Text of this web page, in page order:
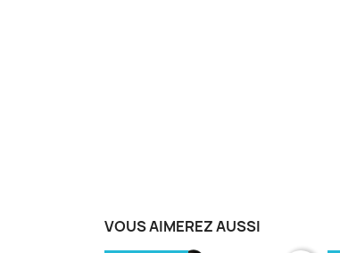
VOUS AIMEREZ AUSSI